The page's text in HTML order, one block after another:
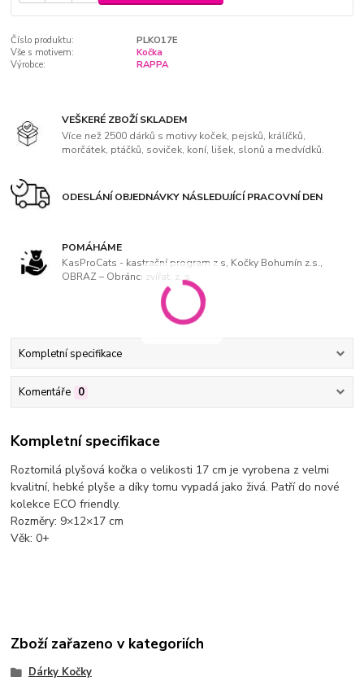
Číslo produktu:
PLKO17E
Vše s motivem:
Kočka
Výrobce:
RAPPA
VEŠKERÉ ZBOŽÍ SKLADEM
Více než 2500 dárků s motivy koček, pejsků, králíčků,
morčátek, ptáčků, soviček, koní, lišek, slonů a medvídků.
ODESLÁNÍ OBJEDNÁVKY NÁSLEDUJÍCÍ PRACOVNÍ DEN
POMÁHÁME
KasProCats - kastrační program z.s, Kočky Bohumín z.s.,
OBRAZ – Obránci zvířat, z. s
Kompletní specifikace
Komentáře 0
Kompletní specifikace
Roztomilá plyšová kočka o velikosti 17 cm je vyrobena z velmi
kvalitní, hebké plyše a díky tomu vypadá jako živá. Patří do nové
kolekce ECO friendly.
Rozměry: 9×12×17 cm
Věk: 0+
Zboží zařazeno v kategoriích
Dárky Kočky